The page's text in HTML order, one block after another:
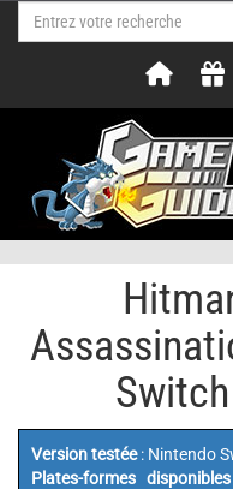
Version testée: Nintendo
Plates-formes disponibles